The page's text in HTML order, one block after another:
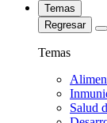
Temas
Regresar
Temas
Salud